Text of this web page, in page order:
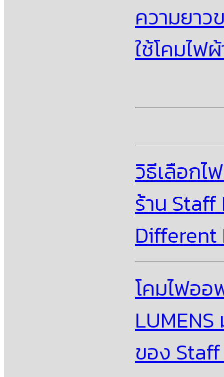
ความยาว
ใช้โคมไ
วิธีเลือกไ
ร้าน
Different
โคมไฟอ
ของ